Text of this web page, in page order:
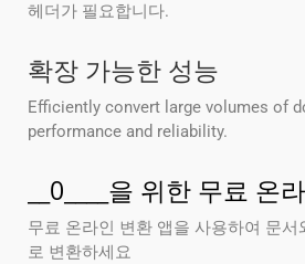
헤더가 필요합니다.
확장 가능한 성능
Efficiently convert large volumes of
performance and reliability.
__0____을 위한 무료 온
무료 온라인 변환 앱을 사용하여 문서
로 변환하세요